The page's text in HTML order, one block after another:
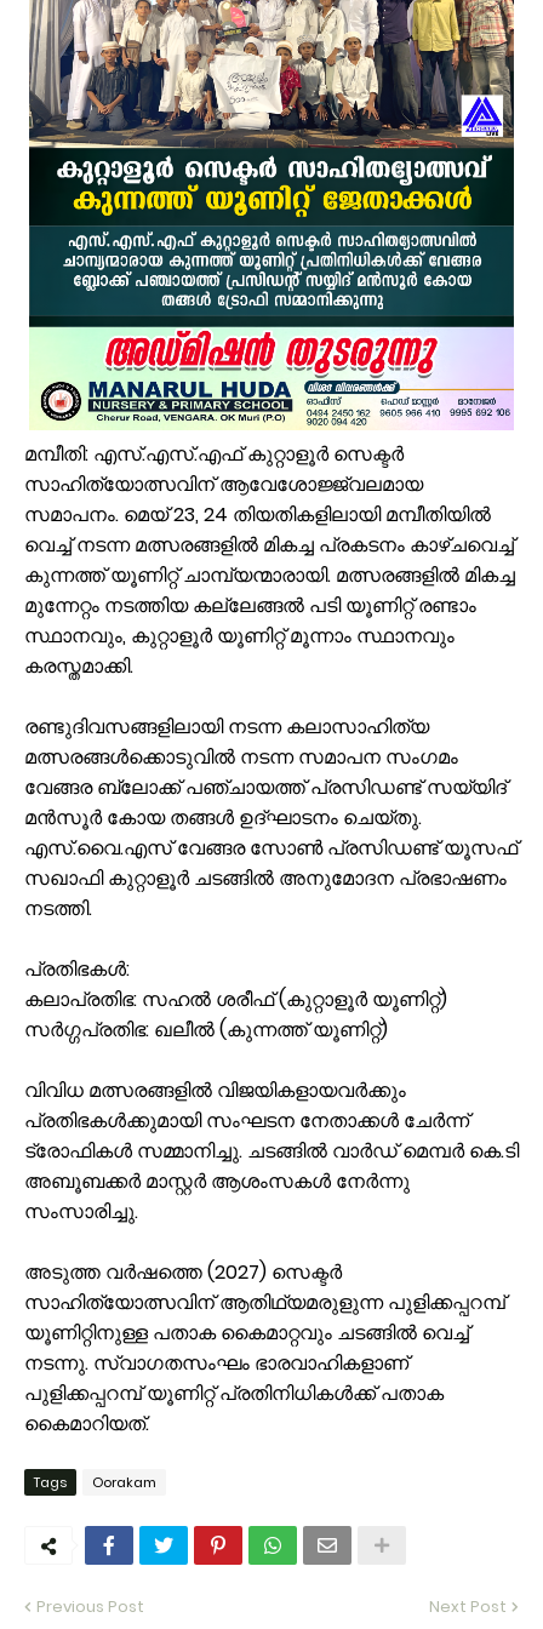
പ്രായം തടസ്സമല്ല; തിരൂരങ്ങാടി നഗരസഭയിൽ പ്ലസ് ടൂ
വേങ്ങരയുടെ അഭിമാനമായി ഹിപ്നോട്ടിസ്റ്റ് മുഹമ്മദ് റിയാസ്;
വാട്ടർ ടാങ്ക് വൃത്തിയാക്കുന്നതിനിടെ കെട്ടിടത്തിന്റെ മുകളിൽ നിന്ന്
ഉദ്യോഗസ്ഥ സംഘം പാണക്കാട് മണ്ണിടിച്ചിൽ ഉണ്ടായ സ്ഥലം
ചക്രവാതച്ചുഴിയുടെ സ്വാധീനം: സംസ്ഥാനത്ത് ഓഗസ്റ്റ് 7 വരെ മഴ
ആയിരത്തോളം സഡാക്കോ കൊക്കുകൾ നിർമ്മിച്ച് കുറ്റൂർ
പാണക്കാട്ട് മണ്ണിടിച്ചിൽ; അനധികൃത പാറ പൊട്ടിക്കലാണ്
വേങ്ങര മണ്ഡലം പ്രവാസി ലീഗ് അംഗത്വ പ്രചാരണത്തിന്
കരിപ്പൂർ വിമാന ദുരന്തത്തിന് ഇന്ന് 6 വയസ്സ്; വലിയ വിമാനങ്ങളുടെ
ജോലിസ്ഥലത്ത് വെള്ളപ്പൊക്കം; അസമിൽ മരിച്ച തിരൂരങ്ങാടി
പായലും ചെളിയും മൂടി റോഡുകൾ; പ്രളയാനന്തര ജാഗ്രതയിൽ
മമ്പീതി: എസ്.എസ്.എഫ് കുറ്റാളൂർ സെക്ടർ
സാഹിത്യോത്സവിന് ആവേശോജ്ജ്വലമായ
സമാപനം. മെയ് 23, 24 തിയതികളിലായി മമ്പീതിയിൽ
വെച്ച് നടന്ന മത്സരങ്ങളിൽ മികച്ച പ്രകടനം കാഴ്ചവെച്ച്
കുന്നത്ത് യൂണിറ്റ് ചാമ്പ്യന്മാരായി. മത്സരങ്ങളിൽ മികച്ച
മുന്നേറ്റം നടത്തിയ കല്ലേങ്ങൽ പടി യൂണിറ്റ് രണ്ടാം
സ്ഥാനവും, കുറ്റാളൂർ യൂണിറ്റ് മൂന്നാം സ്ഥാനവും
കരസ്തമാക്കി.
രണ്ടുദിവസങ്ങളിലായി നടന്ന കലാസാഹിത്യ
മത്സരങ്ങൾക്കൊടുവിൽ നടന്ന സമാപന സംഗമം
വേങ്ങര ബ്ലോക്ക് പഞ്ചായത്ത് പ്രസിഡണ്ട് സയ്യിദ്
മൻസൂർ കോയ തങ്ങൾ ഉദ്ഘാടനം ചെയ്തു.
എസ്.വൈ.എസ് വേങ്ങര സോൺ പ്രസിഡണ്ട് യൂസഫ്
സഖാഫി കുറ്റാളൂർ ചടങ്ങിൽ അനുമോദന പ്രഭാഷണം
നടത്തി.
പ്രതിഭകൾ:
കലാപ്രതിഭ: സഹൽ ശരീഫ് (കുറ്റാളൂർ യൂണിറ്റ്)
സർഗ്ഗപ്രതിഭ: ഖലീൽ (കുന്നത്ത് യൂണിറ്റ്)
വിവിധ മത്സരങ്ങളിൽ വിജയികളായവർക്കും
പ്രതിഭകൾക്കുമായി സംഘടന നേതാക്കൾ ചേർന്ന്
ട്രോഫികൾ സമ്മാനിച്ചു. ചടങ്ങിൽ വാർഡ് മെമ്പർ കെ.ടി
അബൂബക്കർ മാസ്റ്റർ ആശംസകൾ നേർന്നു
സംസാരിച്ചു.
അടുത്ത വർഷത്തെ (2027) സെക്ടർ
സാഹിത്യോത്സവിന് ആതിഥ്യമരുളുന്ന പുളിക്കപ്പറമ്പ്
യൂണിറ്റിനുള്ള പതാക കൈമാറ്റവും ചടങ്ങിൽ വെച്ച്
നടന്നു. സ്വാഗതസംഘം ഭാരവാഹികളാണ്
പുളിക്കപ്പറമ്പ് യൂണിറ്റ് പ്രതിനിധികൾക്ക് പതാക
കൈമാറിയത്.
Tags Oorakam
Previous Post Next Post